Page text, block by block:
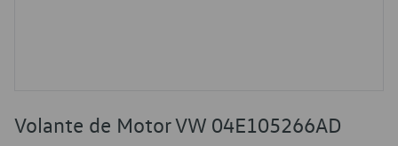
Volante de Motor VW 04E105266AD